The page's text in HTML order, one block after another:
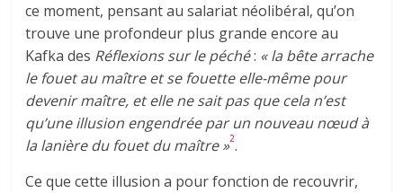
ce moment, pensant au salariat néolibéral, qu’on
trouve une profondeur plus grande encore au
Kafka des Réflexions sur le péché: « la bête arrache
le fouet au maître et se fouette elle-même pour
devenir maître, et elle ne sait pas que cela n’est
qu’une illusion engendrée par un nouveau nœud à
la lanière du fouet du maître »2.
Ce que cette illusion a pour fonction de recouvrir,